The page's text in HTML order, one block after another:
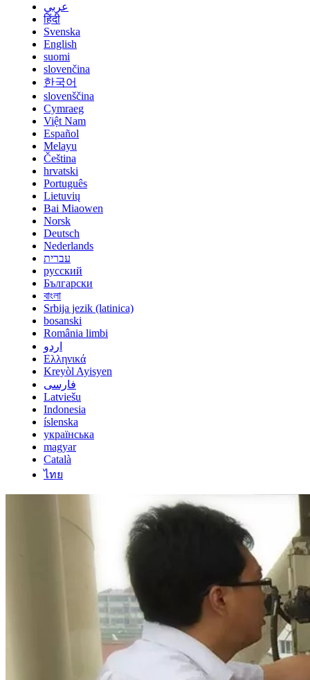
عربي
हिंदी
Svenska
English
suomi
slovenčina
한국어
slovenščina
Cymraeg
Việt Nam
Español
Melayu
Čeština
hrvatski
Português
Lietuvių
Bai Miaowen
Norsk
Deutsch
Nederlands
עברית
русский
Български
বাংলা
Srbija jezik (latinica)
bosanski
România limbi
اردو
Ελληνικά
Kreyòl Ayisyen
فارسی
Latviešu
Indonesia
íslenska
українська
magyar
Català
ไทย